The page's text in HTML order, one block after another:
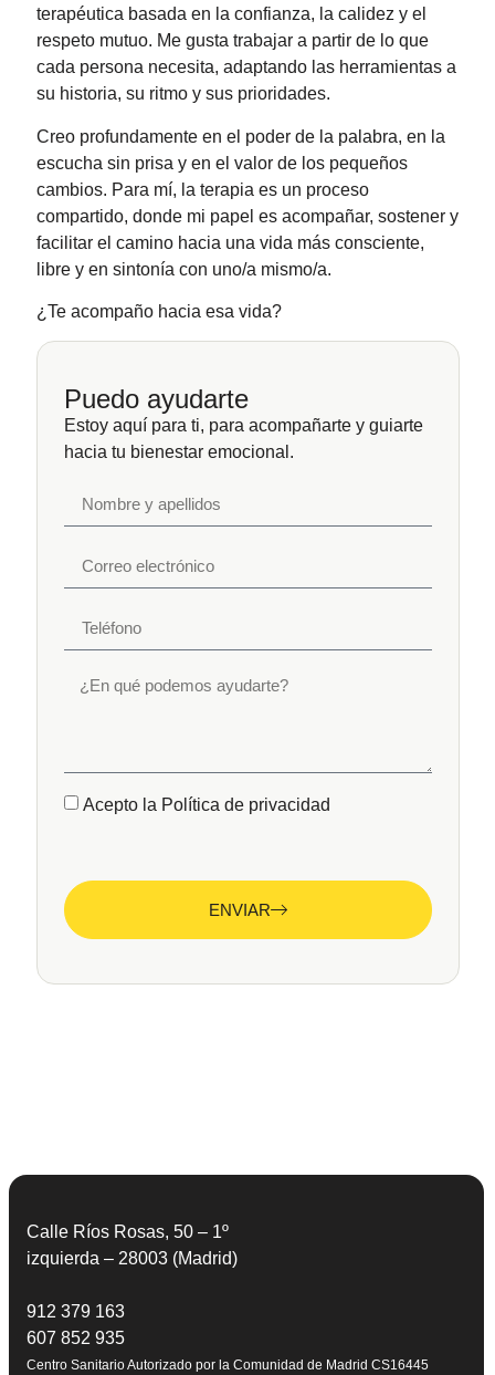
terapéutica basada en la confianza, la calidez y el
respeto mutuo. Me gusta trabajar a partir de lo que
cada persona necesita, adaptando las herramientas a
su historia, su ritmo y sus prioridades.
Creo profundamente en el poder de la palabra, en la
escucha sin prisa y en el valor de los pequeños
cambios. Para mí, la terapia es un proceso
compartido, donde mi papel es acompañar, sostener y
facilitar el camino hacia una vida más consciente,
libre y en sintonía con uno/a mismo/a.
¿Te acompaño hacia esa vida?
Puedo ayudarte
Estoy aquí para ti, para acompañarte y guiarte
hacia tu bienestar emocional.
Acepto la Política de privacidad
ENVIAR
Calle Ríos Rosas, 50 – 1º
izquierda – 28003 (Madrid)
912 379 163
607 852 935
Centro Sanitario Autorizado por la Comunidad de Madrid CS16445